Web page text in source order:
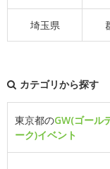
埼玉県
カテゴリから探す
東京都のGW(ゴール
ーク)イベント